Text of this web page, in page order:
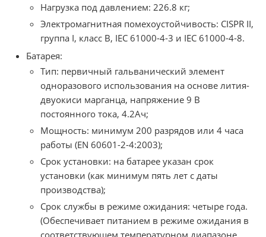
Нагрузка под давлением: 226.8 кг;
Электромагнитная помехоустойчивость: CISPR II,
группа I, класс B, IEC 61000-4-3 и IEC 61000-4-8.
Батарея:
Тип: первичный гальванический элемент
одноразового использования на основе лития-
двуокиси марганца, напряжение 9 В
постоянного тока, 4.2Ач;
Мощность: минимум 200 разрядов или 4 часа
работы (EN 60601-2-4:2003);
Срок установки: на батарее указан срок
установки (как минимум пять лет с даты
производства);
Срок службы в режиме ожидания: четыре года.
(Обеспечивает питанием в режиме ожидания в
соответствующем температурном диапазоне,